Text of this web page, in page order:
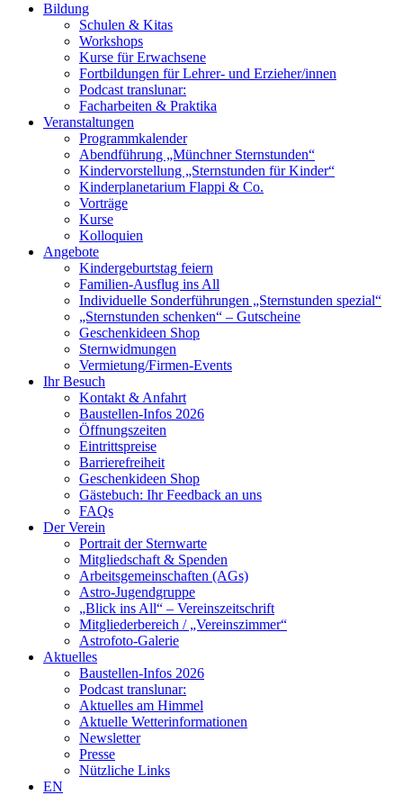
Bildung
Schulen & Kitas
Workshops
Kurse für Erwachsene
Fortbildungen für Lehrer- und Erzieher/innen
Podcast translunar:
Facharbeiten & Praktika
Veranstaltungen
Programmkalender
Abendführung „Münchner Sternstunden“
Kindervorstellung „Sternstunden für Kinder“
Kinderplanetarium Flappi & Co.
Vorträge
Kurse
Kolloquien
Angebote
Kindergeburtstag feiern
Familien-Ausflug ins All
Individuelle Sonderführungen „Sternstunden spezial“
„Sternstunden schenken“ – Gutscheine
Geschenkideen Shop
Sternwidmungen
Vermietung/Firmen-Events
Ihr Besuch
Kontakt & Anfahrt
Baustellen-Infos 2026
Öffnungszeiten
Eintrittspreise
Barrierefreiheit
Geschenkideen Shop
Gästebuch: Ihr Feedback an uns
FAQs
Der Verein
Portrait der Sternwarte
Mitgliedschaft & Spenden
Arbeitsgemeinschaften (AGs)
Astro-Jugendgruppe
„Blick ins All“ – Vereinszeitschrift
Mitgliederbereich / „Vereinszimmer“
Astrofoto-Galerie
Aktuelles
Baustellen-Infos 2026
Podcast translunar:
Aktuelles am Himmel
Aktuelle Wetterinformationen
Newsletter
Presse
Nützliche Links
EN